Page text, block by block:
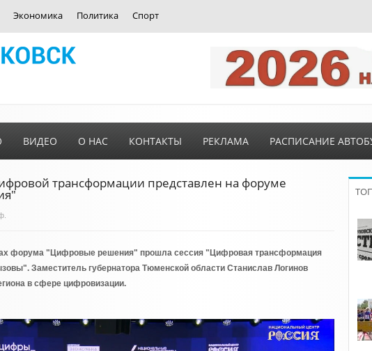
Экономика Политика Спорт
ВИДЕО О НАС КОНТАКТЫ РЕКЛАМА РАСПИСАНИЕ
трансформации представлен на форуме
форума "Цифровые решения" прошла сессия "Цифровая трансформация
Заместитель губернатора Тюменской области Станислав Логинов
в сфере цифровизации.